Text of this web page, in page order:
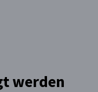
werden